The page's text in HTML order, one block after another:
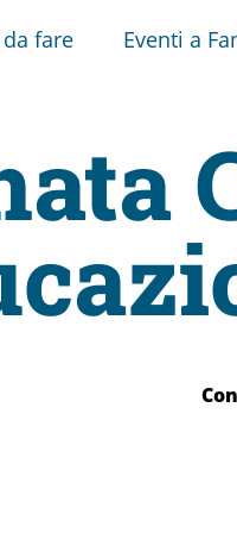
da fare Eventi a